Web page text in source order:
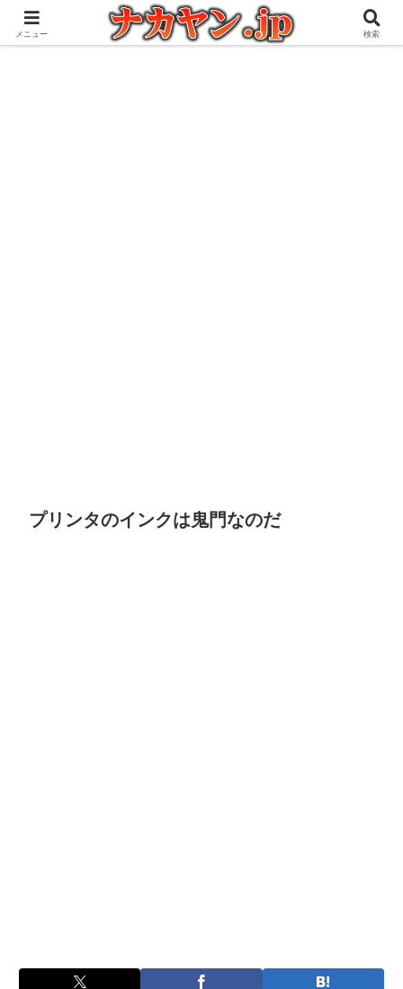
アウトドアとガジェット好きな管理人の愉快な日々を綴るブログ
プリンタのインクは鬼門なのだ
メニュー 検索